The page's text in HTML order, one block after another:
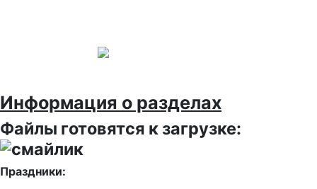
Информация о разделах
Файлы готовятся к загрузке:
Праздники: